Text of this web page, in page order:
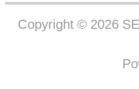
Copyright © 2026